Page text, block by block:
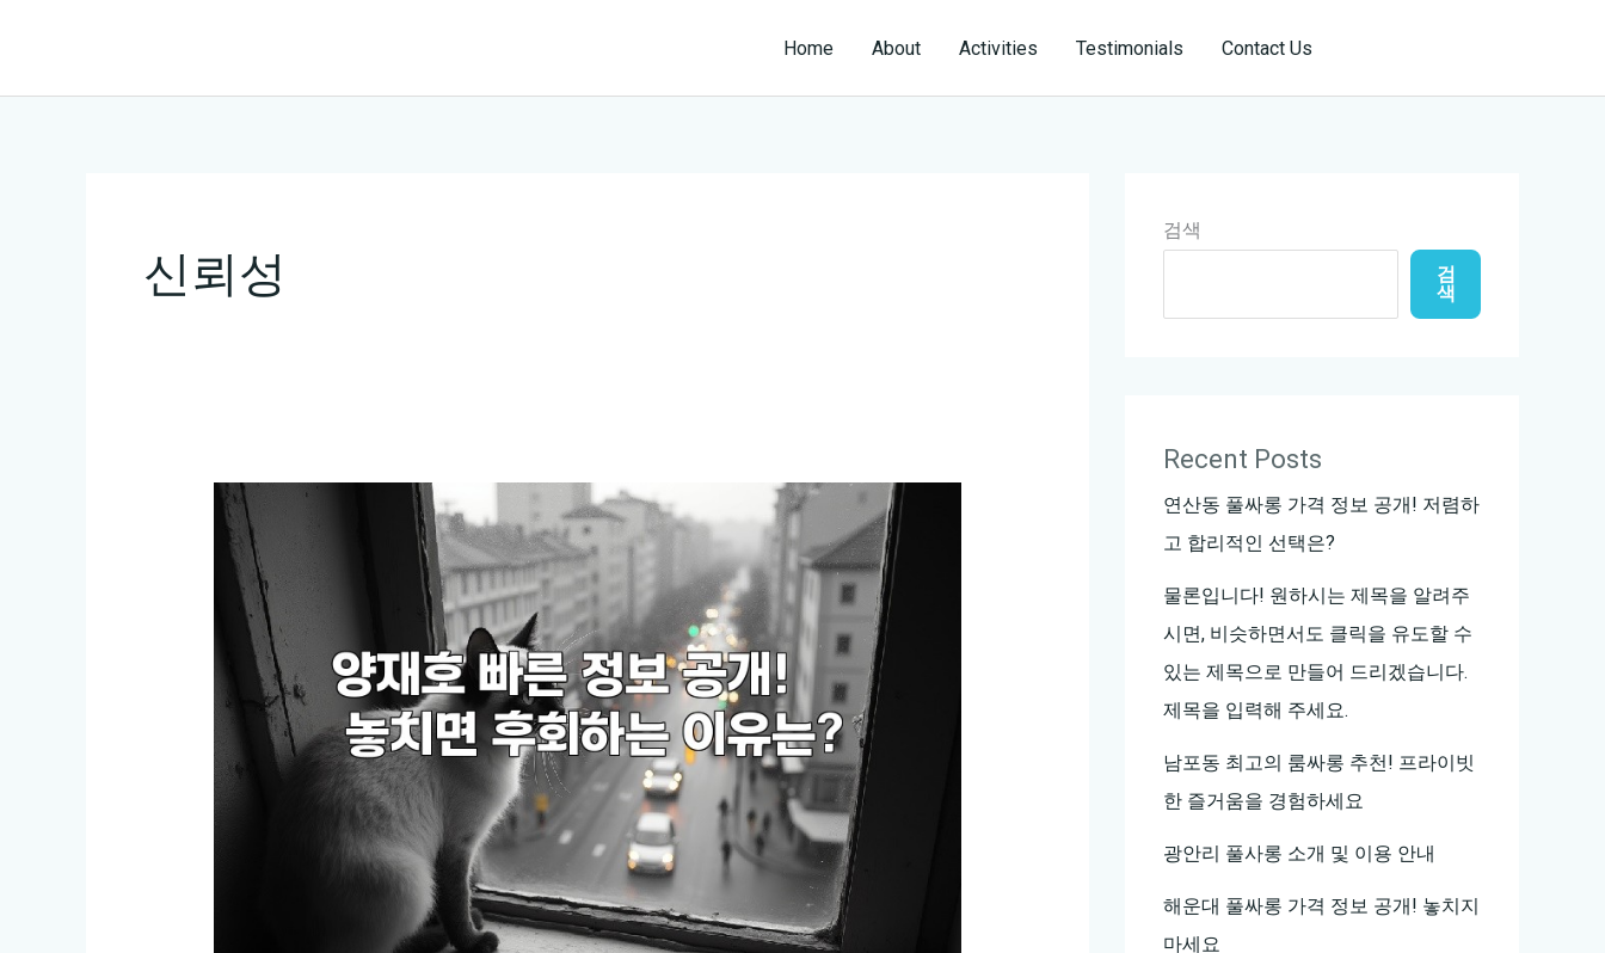
Home About Activities Testimonials Contact Us
신뢰성
검색
검
색
Recent Posts
연산동 풀싸롱 가격 정보 공개! 저렴하
고 합리적인 선택은?
물론입니다! 원하시는 제목을 알려주
시면, 비슷하면서도 클릭을 유도할 수
있는 제목으로 만들어 드리겠습니다.
제목을 입력해 주세요.
남포동 최고의 룸싸롱 추천! 프라이빗
한 즐거움을 경험하세요
광안리 풀사롱 소개 및 이용 안내
해운대 풀싸롱 가격 정보 공개! 놓치지
마세요